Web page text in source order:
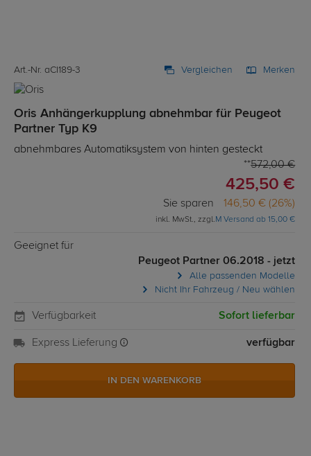
Art.-Nr. aCI189-3 Vergleichen Merken
Oris Anhängerkupplung abnehmbar für Peugeot
Partner Typ K9
abnehmbares Automatiksystem von hinten gesteckt
572,00 €
425,50 €
Sie sparen 146,50 € (26%)
inkl. MwSt., zzgl.M Versand ab 15,00 €
Geeignet für
Peugeot Partner 06.2018 - jetzt
Alle passenden Modelle
Nicht Ihr Fahrzeug / Neu wählen
Verfügbarkeit Sofort lieferbar
Express Lieferung verfügbar
IN DEN WARENKORB